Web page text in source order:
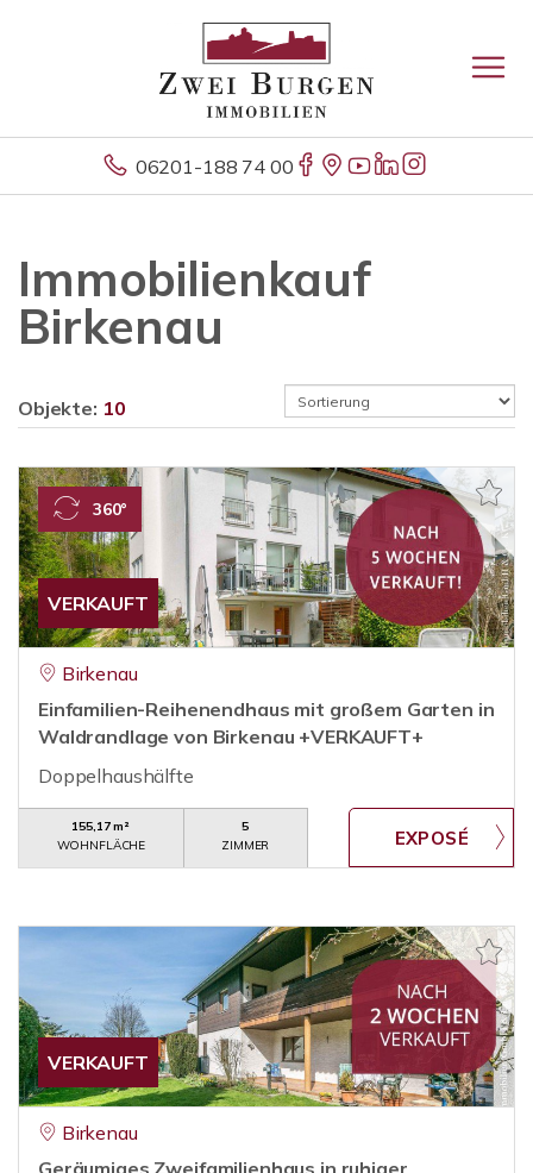
06201-188 74 00
Immobilienkauf
Birkenau
Objekte: 10
VERKAUFT
360°
Birkenau
Einfamilien-Reihenendhaus mit großem Garten in
Waldrandlage von Birkenau +VERKAUFT+
Doppelhaushälfte
155,17 m²
WOHNFLÄCHE
5
ZIMMER
VERKAUFT
Birkenau
Geräumiges Zweifamilienhaus in ruhiger